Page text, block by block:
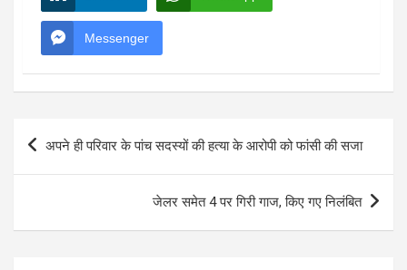
Messenger
Post
अपने ही परिवार के पांच सदस्यों की हत्या के आरोपी को फांसी की सजा
जेलर समेत 4 पर गिरी गाज, किए गए निलंबित